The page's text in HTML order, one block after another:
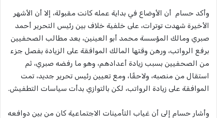
وأكد حسام أن الأوضاع في بداية عمله كانت مقبولة، إلا أن الأشهر
الأخيرة شهدت توترات، على خلفية خلاف بين رئيس التحرير أحمد
صبري ومالك المؤسسة محمد أبو العينين، بعد مطالب الصحفيين
برفع الرواتب، ورهن وقتها المالك الموافقة على الزيادة بفصل جزء
من الصحفيين بسبب زيادة أعدادهم، وهو ما رفضه صبري، ثم
استقال من منصبه، ولاحقًا، ومع تعيين رئيس تحرير جديد، تمت
الموافقة على زيادة الرواتب، لكن بالتوازي بدأت سياسات التطفيش.
وأشار حسام إلى أن غياب التأمينات الاجتماعية كان من بين دوافعه